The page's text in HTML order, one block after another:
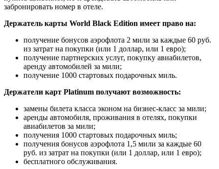
забронировать номер в отеле.
Держатель карты World Black Edition имеет право на:
получение бонусов аэрофлота 2 мили за каждые 60 руб.
из затрат на покупки (или 1 доллар, или 1 евро);
получение партнерских услуг, покупку авиабилетов,
аренду автомобилей за мили;
получение 1000 стартовых подарочных миль.
Держатели карт Platinum получают возможность:
замены билета класса эконом на бизнес-класс за мили;
аренды автомобиля, проживания в отелях, покупки
авиабилетов за мили;
получения 1000 стартовых подарочных миль;
получения бонусов аэрофлота 1,5 мили за каждые 60
руб. из затрат на покупки (или 1 доллар, или 1 евро);
бесплатного обслуживания.